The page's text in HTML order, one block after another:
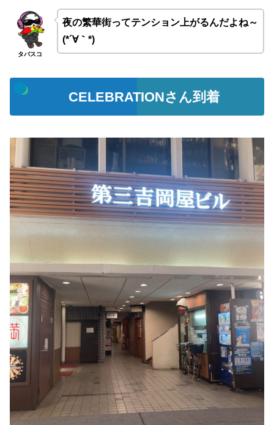
タバスコ
夜の繁華街ってテンション上がるんだよね～
(*´∀｀*)
CELEBRATIONさん到着